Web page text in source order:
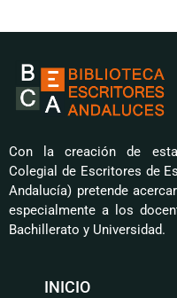
Con la creación de
Colegial de Escritores de
Andalucía) pretende
especialmente a los
Bachillerato y Universidad.
INICIO